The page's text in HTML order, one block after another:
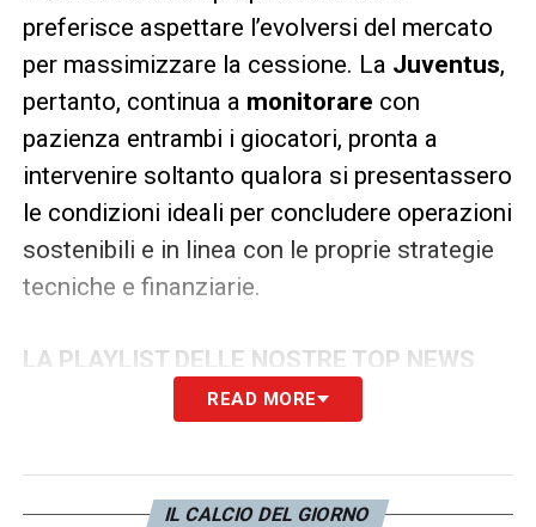
preferisce aspettare l’evolversi del mercato
per massimizzare la cessione. La Juventus,
pertanto, continua a monitorare con
pazienza entrambi i giocatori, pronta a
intervenire soltanto qualora si presentassero
le condizioni ideali per concludere operazioni
sostenibili e in linea con le proprie strategie
tecniche e finanziarie.
LA PLAYLIST DELLE NOSTRE TOP NEWS
READ MORE
IL CALCIO DEL GIORNO